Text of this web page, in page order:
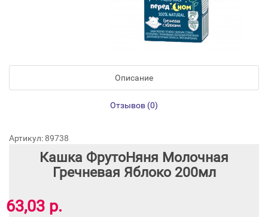
Описание
Отзывов (0)
Артикул: 89738
Кашка ФрутоНяня Молочная
Гречневая Яблоко 200мл
63,03 р.